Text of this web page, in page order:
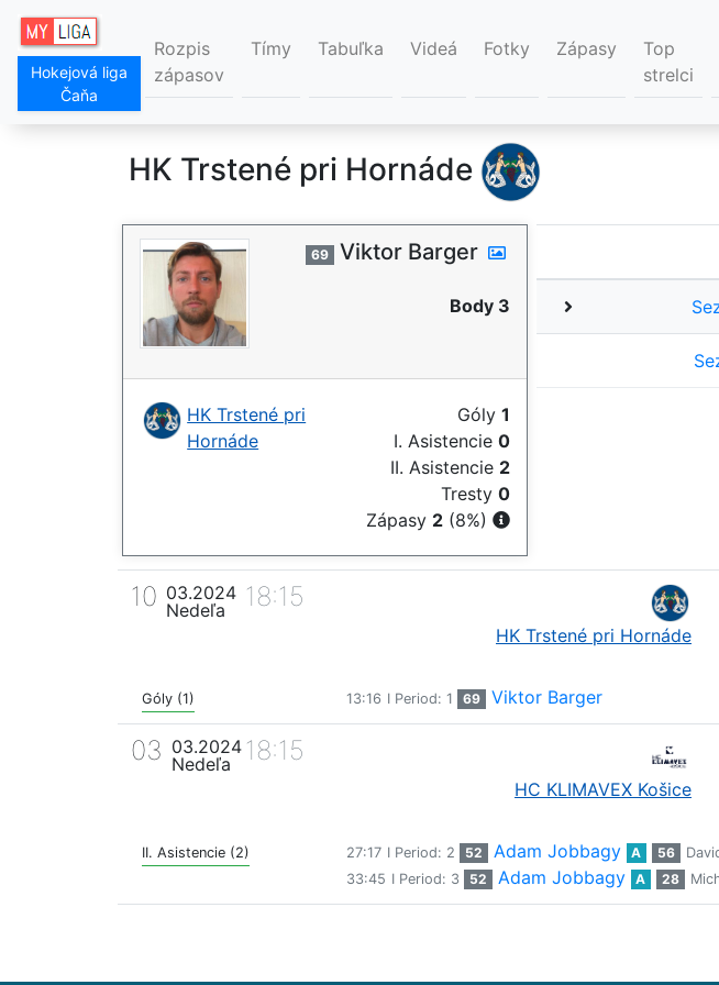
Hokejová liga
Čaňa
Rozpis
zápasov
Tímy Tabuľka Videá Fotky Zápasy
Top
strelci
HK Trstené pri Hornáde
69 Viktor Barger
Body 3
HK Trstené pri
Hornáde
Góly 1
I. Asistencie 0
II. Asistencie 2
Tresty 0
Zápasy 2 (8%)
10 03.2024
Nedeľa
18:15
HK Trstené pri Hornáde
Góly (1) 13:16 I Period: 1 69 Viktor Barger
03 03.2024
Nedeľa
18:15
HC KLIMAVEX Košice
II. Asistencie (2) 27:17 I Period: 2 52 Adam Jobbagy A 56
33:45 I Period: 3 52 Adam Jobbagy A 28